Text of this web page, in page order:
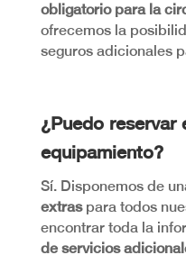
obligatorio para la
ofrecemos la
seguros adicionales
¿Puedo reservar
equipamiento?
Sí. Disponemos de
extraspara todos
encontrar toda la
de servicios